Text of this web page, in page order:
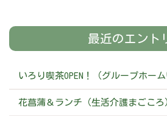
最近のエント
いろり喫茶OPEN！（グループホーム
花菖蒲＆ランチ（生活介護まごころ